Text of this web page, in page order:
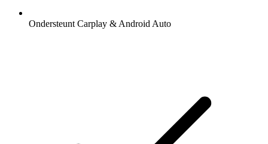
Ondersteunt Carplay & Android Auto